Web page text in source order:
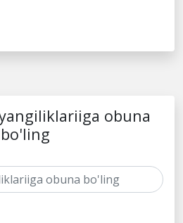
obuna
bo'ling